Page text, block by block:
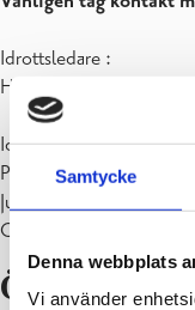
Samtycke
Denna webbplats
Vi använder
Idrottsledare :
Heidi Hämelin 040-
Idrottsinstruktör:
Patrik Nyberg 040-
Julia Thurin 040- 1838117
Charlotta Enckell 040-
Öppettider